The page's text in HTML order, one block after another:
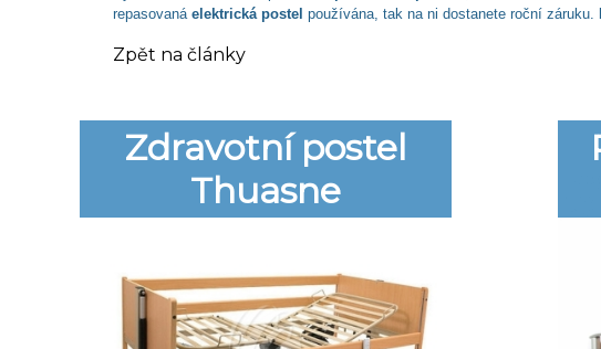
repasovaná elektrická postel používána, tak na ni dostanete roční záruku.
Zpět na články
Zdravotní postel
Thuasne